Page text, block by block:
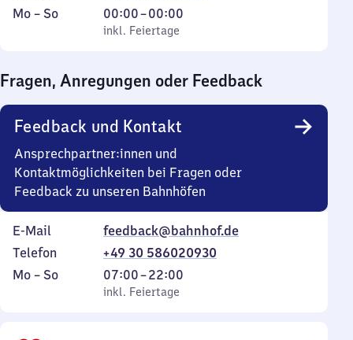
Montag
Mo – So,
inkl. Feiertage
00:00–00:00
Von
0
0
Uhr
inkl. Feiertage
Fragen, Anregungen oder Feedback
Feedback und Kontakt
Ansprechpartner:innen und
Kontaktmöglichkeiten bei Fragen oder
Feedback zu unseren Bahnhöfen
E-Mail
feedback@bahnhof.de
Telefon
+49 30 586020930
Montag
Mo – So,
inkl. Feiertage
07:00–22:00
Von
7
inkl. Feiertage